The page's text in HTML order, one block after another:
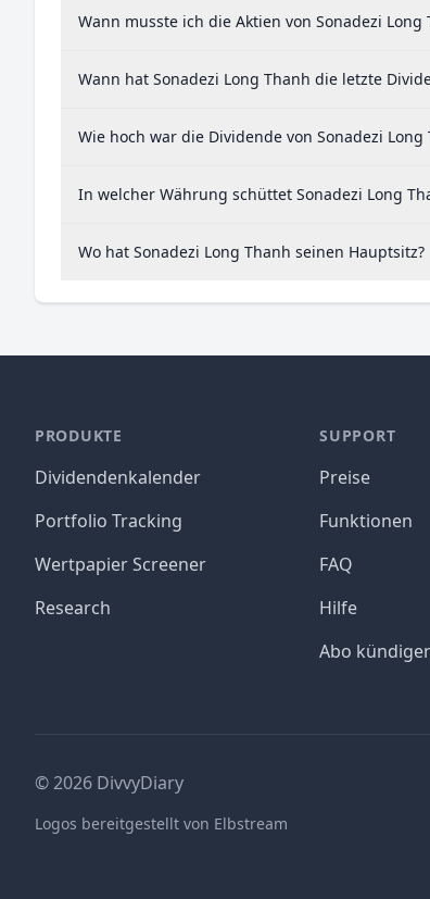
Wann musste ich die Aktien von Sonadezi
Wann hat Sonadezi Long Thanh die letzte
Wie hoch war die Dividende von Sonadezi Long
In welcher Währung schüttet Sonadezi Long
Wo hat Sonadezi Long Thanh seinen Hauptsitz?
PRODUKTE
Dividendenkalender
Portfolio Tracking
Wertpapier Screener
Research
SUPPORT
Preise
Funktionen
FAQ
Hilfe
Abo
©2026 DivvyDiary
Logos bereitgestellt von Elbstream